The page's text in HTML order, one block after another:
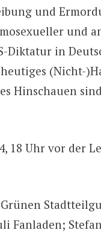
und
und
Diktatur in
(Nicht-
Hinschauen
18 Uhr vor der
Fanladen;